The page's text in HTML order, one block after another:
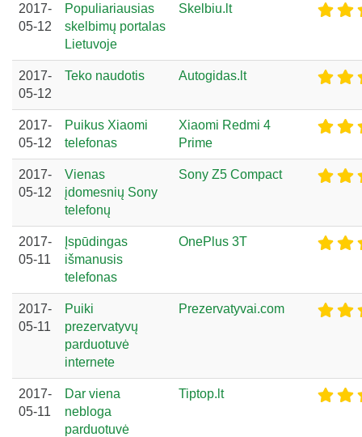
2017-
05-12
Populiariausias
skelbimų portalas
Lietuvoje
Skelbiu.lt
2017-
05-12
Teko naudotis Autogidas.lt
2017-
05-12
Puikus Xiaomi
telefonas
Xiaomi Redmi 4
Prime
2017-
05-12
Vienas
įdomesnių Sony
telefonų
Sony Z5 Compact
2017-
05-11
Įspūdingas
išmanusis
telefonas
OnePlus 3T
2017-
05-11
Puiki
prezervatyvų
parduotuvė
internete
Prezervatyvai.com
2017-
05-11
Dar viena
nebloga
parduotuvė
Tiptop.lt